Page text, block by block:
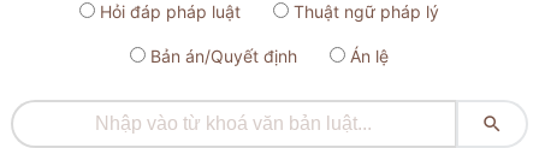
Hỏi đáp pháp luật Thuật ngữ pháp lý
Bản án/Quyết định Án lệ
